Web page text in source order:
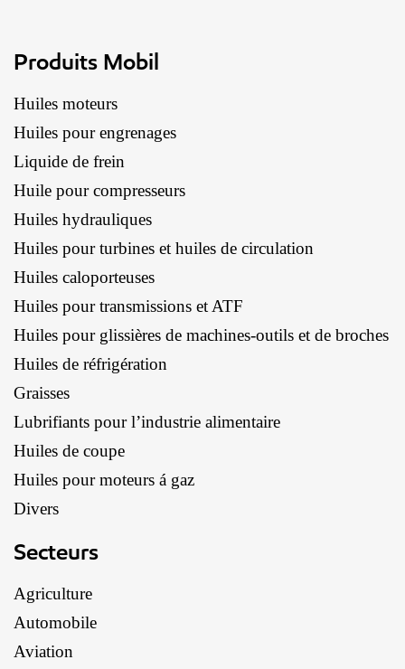
Produits Mobil
Huiles moteurs
Huiles pour engrenages
Liquide de frein
Huile pour compresseurs
Huiles hydrauliques
Huiles pour turbines et huiles de circulation
Huiles caloporteuses
Huiles pour transmissions et ATF
Huiles pour glissières de machines-outils et de broches
Huiles de réfrigération
Graisses
Lubrifiants pour l’industrie alimentaire
Huiles de coupe
Huiles pour moteurs á gaz
Divers
Secteurs
Agriculture
Automobile
Aviation